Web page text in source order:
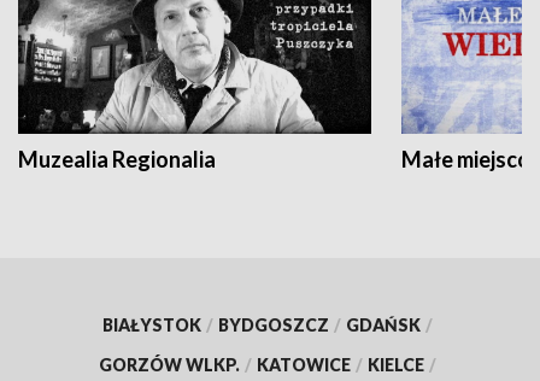
Muzealia Regionalia Małe
BIAŁYSTOK / BYDGOSZCZ / GDAŃSK /
GORZÓW WLKP. / KATOWICE / KIELCE /